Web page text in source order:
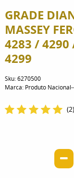
GRADE
MASSEY
4283 /
4299
Sku:6270500
Marca: Produto
(2)